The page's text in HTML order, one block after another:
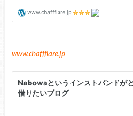
www.chaffflare.jp